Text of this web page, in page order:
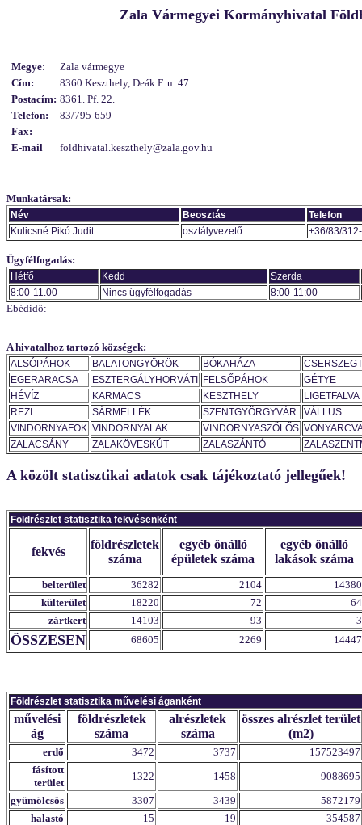
Zala Vármegyei Kormányhivatal
Megye:
Zala vármegye
Cím:
8360 Keszthely, Deák F. u. 47.
Postacím: 8361. Pf. 22.
Telefon:
83/795-659
Fax:
E-mail
foldhivatal.keszthely@zala.gov.hu
Munkatársak:
Név Beosztás
Telefon
Kulicsné Pikó Judit
osztályvezető +36/83/
Ügyfélfogadás:
Hétfő Kedd
Szerda
8:00-11.00
Nincs ügyfélfogadás 8:00-11:00
Ebédidő:
A hivatalhoz tartozó községek:
ALSÓPÁHOK BALATONGYÖRÖK BÓKAHÁZA
EGERARACSA
ESZTERGÁLYHORVÁTI FELSŐPÁHOK
GÉTYE
HÉVÍZ
KARMACS KESZTHELY
LIGETFALVA
REZI
SÁRMELLÉK SZENTGYÖRGYVÁR
VÁLLUS
VINDORNYAFOK VINDORNYALAK VINDORNYASZŐLŐS
ZALACSÁNY
ZALAKÖVESKÚT ZALASZÁNTÓ
A közölt statisztikai adatok csak tájékoztató jellegűek!
Földrészlet statisztika fekvésenként
fekvés
földrészletek
száma
egyéb önálló
épületek száma
egyéb önálló
lakások száma
belterület 36282 2104
14380
külterület
18220 72
64
zártkert
14103 93 3
ÖSSZESEN 68605 2269 14447
Földrészlet statisztika művelési áganként
művelési
ág
földrészletek
száma
alrészletek
száma
összes alrészlet terület
(m2)
erdő 3472 3737
157523497
fásított
terület
1322 1458
9088695
gyümölcsös
3307 3439
5872179
halastó
15 19
354587